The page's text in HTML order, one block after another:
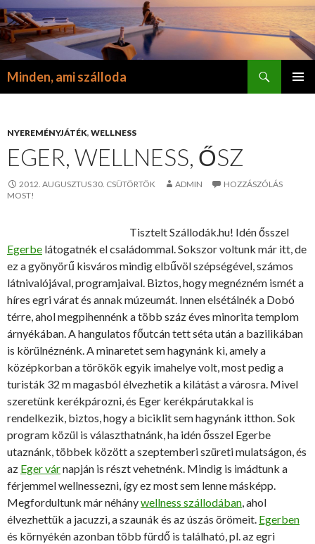
Minden, ami szálloda
NYEREMÉNYJÁTÉK, WELLNESS
EGER, WELLNESS, ŐSZ
2012. AUGUSZTUS 30. CSÜTÖRTÖK ADMIN
HOZZÁSZÓLÁS
MOST!
Tisztelt Szállodák.hu! Idén ősszel
Egerbe látogatnék el családommal. Sokszor voltunk már itt, de
ez a gyönyörű kisváros mindig elbűvöl szépségével, számos
látnivalójával, programjaival. Biztos, hogy megnézném ismét a
híres egri várat és annak múzeumát. Innen elsétálnék a Dobó
térre, ahol megpihennénk a több száz éves minorita templom
árnyékában. A hangulatos főutcán tett séta után a bazilikában
is körülnéznénk. A minaretet sem hagynánk ki, amely a
középkorban a törökök egyik imahelye volt, most pedig a
turisták 32 m magasból élvezhetik a kilátást a városra. Mivel
szeretünk kerékpározni, és Eger kerékpárutakkal is
rendelkezik, biztos, hogy a biciklit sem hagynánk itthon. Sok
program közül is választhatnánk, ha idén ősszel Egerbe
utaznánk, többek között a szeptemberi szüreti mulatságon, és
az Eger várnapján is részt vehetnénk. Mindig is imádtunk a
férjemmel wellnessezni, így ez most sem lenne másképp.
Megfordultunk már néhánywellness szállodában, ahol
élvezhettük a jacuzzi, a szaunák és az úszás örömeit. Egerben
és környékén azonban több fürdő is található, pl. az egri